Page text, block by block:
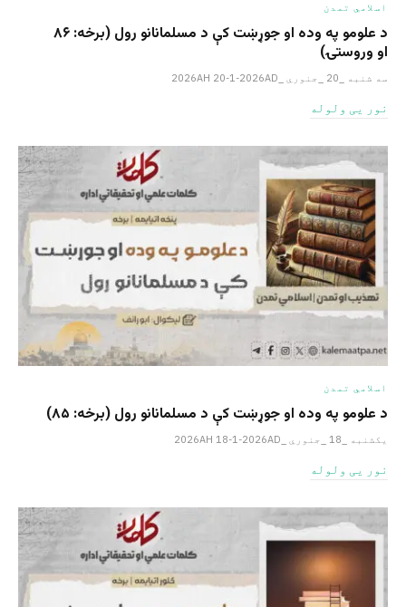
اسلامي تمدن
د علومو په وده او جوړښت کې د مسلمانانو رول (برخه: ۸۶
او وروستۍ)
سه شنبه _20 _جنوري _2026AH 20-1-2026AD
نور یی ولوله
اسلامي تمدن
د علومو په وده او جوړښت کې د مسلمانانو رول (برخه: ۸۵)
یکشنبه _18 _جنوري _2026AH 18-1-2026AD
نور یی ولوله